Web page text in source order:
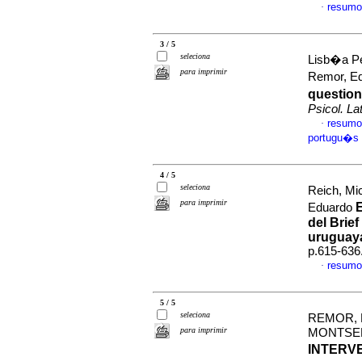
·
3 / 5
seleciona
para imprimir
Lisb�a
Remor,
Psicol.
·
portugu�s
4 / 5
seleciona
para imprimir
Reich,
Eduardo
del Brief
p.615-
·
5 / 5
seleciona
para imprimir